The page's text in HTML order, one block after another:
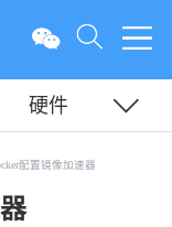
硬件
配置镜像加速器